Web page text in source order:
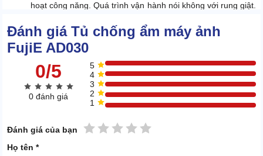
hoạt công năng. Quá trình vận hành nói không với rung giật.
Đánh giá Tủ chống ẩm máy ảnh
FujiE AD030
0/5
0 đánh giá
5
4
3
2
1
Đánh giá của bạn 5 sao
4 sao
3 sao
2 sao
1 sao
Họ tên *